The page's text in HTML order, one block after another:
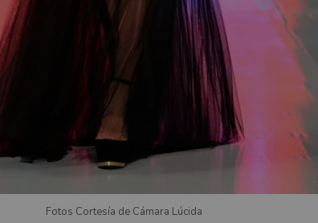
Fotos Cortesía de Cámara Lúcida